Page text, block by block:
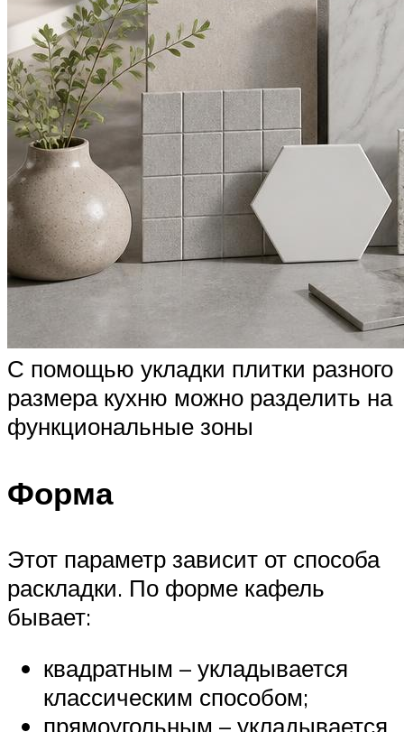
С помощью укладки плитки разного
размера кухню можно разделить на
функциональные зоны
Форма
Этот параметр зависит от способа
раскладки. По форме кафель
бывает:
квадратным – укладывается
классическим способом;
прямоугольным – укладывается